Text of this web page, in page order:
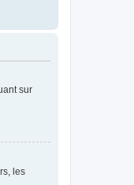
sur
les